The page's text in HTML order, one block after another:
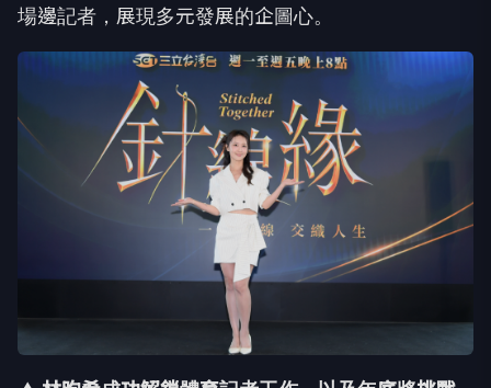
場邊記者，展現多元發展的企圖心。